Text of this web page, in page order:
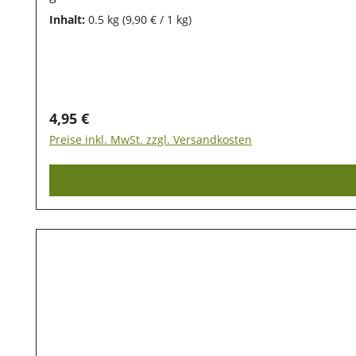
Fleisch und tierische Nebenerzeugnisse (min. 4%
Inhalt: 0.5 kg (9,90 € / 1 kg)
Regulärer Preis:
4,95 €
Preise inkl. MwSt. zzgl. Versandkosten